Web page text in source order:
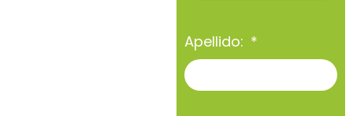
Apellido: